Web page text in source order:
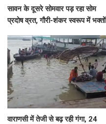
सावन के दूसरे सोमवार पड़ रहा सोम
प्रदोष व्रत, गौरी-शंकर स्वरूप में भक्तों
आस्था का सैलाब
वाराणसी में तेजी से बढ़ रही गंगा, 24